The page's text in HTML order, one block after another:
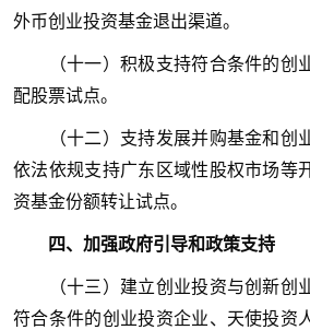
外币创业投资基金退出渠道。
（十一）积极支持符合条件的创
配股票试点。
（十二）支持发展并购基金和创业
依法依规支持广东区域性股权市场等
资基金份额转让试点。
四、加强政府引导和政策支持
（十三）建立创业投资与创新创
符合条件的创业投资企业、天使投资